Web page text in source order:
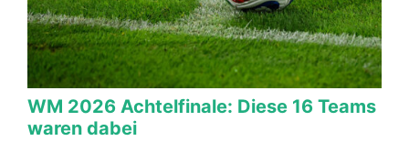
WM 2026 Achtelfinale: Diese 16 Teams
waren dabei